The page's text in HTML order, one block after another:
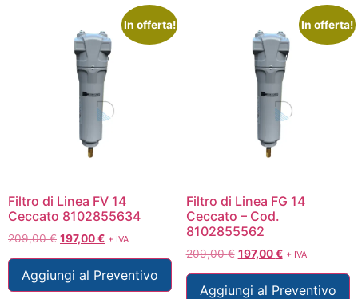
In offerta!
Filtro di Linea FV 14
Ceccato 8102855634
209,00€ 197,00€ + IVA
Aggiungi al Preventivo
In offerta!
Filtro di Linea FG 14
Ceccato – Cod.
8102855562
209,00€ 197,00€ + IVA
Aggiungi al Preventivo